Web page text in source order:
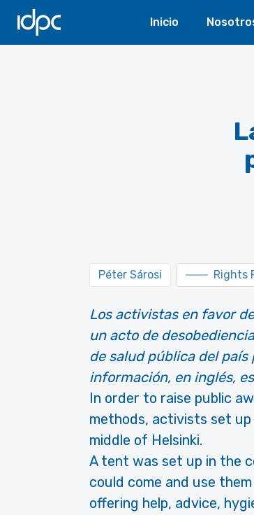
IDPC
Inicio
Péter Sárosi Rights
Los activistas en favor
un acto de
de salud pública del
información, en inglés,
In order to raise public
methods, activists set
middle of Helsinki.
A tent was set up in the
could come and use
offering help, advice,